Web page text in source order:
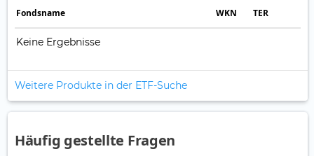
Fonds­name WKN TER
Keine Ergebnisse
Weitere Produkte in der ETF-Suche
Häufig gestellte Fragen